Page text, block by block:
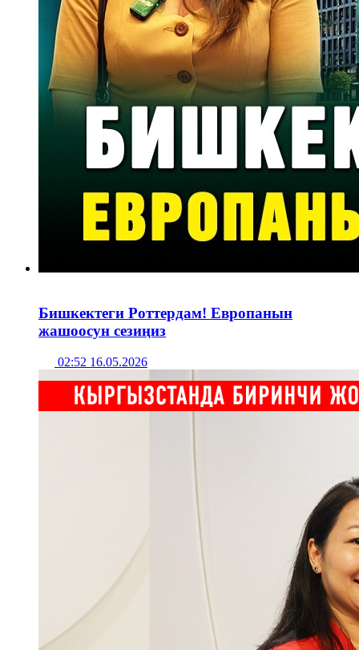
Бишкектеги Роттердам! Европанын
жашоосун сезиңиз
02:52 16.05.2026